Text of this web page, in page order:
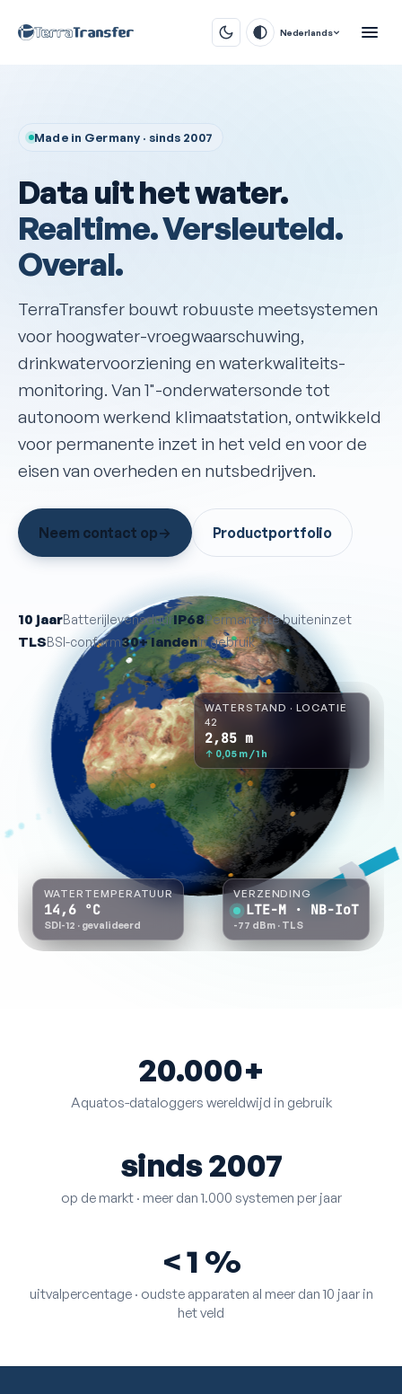
Nederlands
Made in Germany · sinds 2007
Data uit het water.
Realtime. Versleuteld.
Overal.
TerraTransfer bouwt robuuste meetsystemen
voor hoogwater-vroegwaarschuwing,
drinkwatervoorziening en waterkwaliteits­
monitoring. Van 1"-onderwatersonde tot
autonoom werkend klimaatstation, ontwikkeld
voor permanente inzet in het veld en voor de
eisen van overheden en nutsbedrijven.
Neem contact op→ Productportfolio
10 jaarBatterijlevensduurIP68Permanente buiteninzet
TLSBSI-conform30+ landenin gebruik
WATERSTAND · LOCATIE
42
2,86 m
↑ 0,06 m / 1 h
WATERTEMPERATUUR
14,6°C
SDI-12 · gevalideerd
VERZENDING
LTE-M · NB-IoT
-75 dBm· TLS
20.000+
Aquatos-dataloggers wereldwijd in gebruik
sinds 2007
op de markt · meer dan 1.000 systemen per jaar
< 1 %
uitvalpercentage · oudste apparaten al meer dan 10 jaar in
het veld